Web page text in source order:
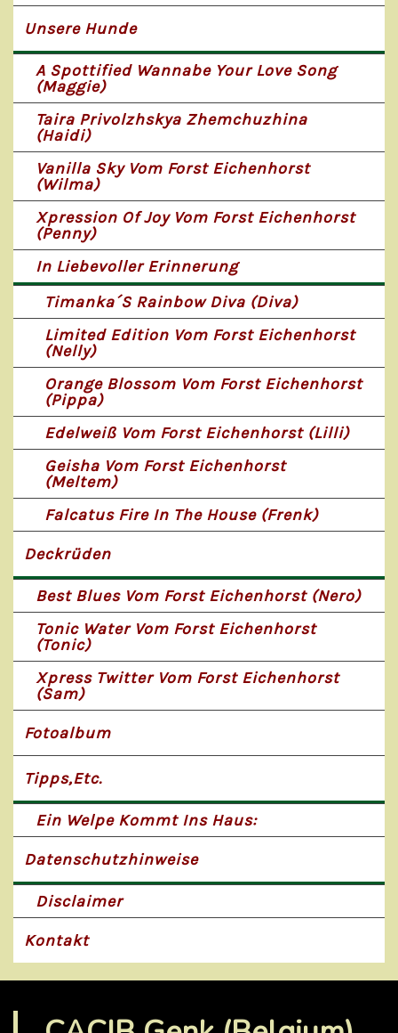
Unsere Hunde
A Spottified Wannabe Your Love Song
(Maggie)
Taira Privolzhskya Zhemchuzhina
(Haidi)
Vanilla Sky Vom Forst Eichenhorst
(Wilma)
Xpression Of Joy Vom Forst Eichenhorst
(Penny)
In Liebevoller Erinnerung
Timanka´s Rainbow Diva (Diva)
Limited Edition Vom Forst Eichenhorst
(Nelly)
Orange Blossom Vom Forst Eichenhorst
(Pippa)
Edelweiß Vom Forst Eichenhorst (Lilli)
Geisha Vom Forst Eichenhorst
(Meltem)
Falcatus Fire In The House (Frenk)
Deckrüden
Best Blues Vom Forst Eichenhorst (Nero)
Tonic Water Vom Forst Eichenhorst
(Tonic)
Xpress Twitter Vom Forst Eichenhorst
(Sam)
Fotoalbum
Tipps,etc.
Ein Welpe Kommt Ins Haus:
Datenschutzhinweise
Disclaimer
Kontakt